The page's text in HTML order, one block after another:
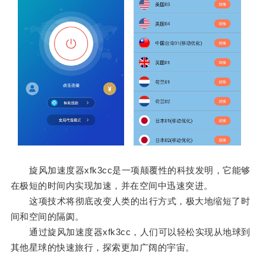
旋风加速度器xfk3cc是一项颠覆性的科技发明，它能够
在极短的时间内实现加速，并在空间中迅速突进。
这项技术将彻底改变人类的出行方式，极大地缩短了时
间和空间的隔阂。
通过旋风加速度器xfk3cc，人们可以轻松实现从地球到
其他星球的快速旅行，探索更加广阔的宇宙。